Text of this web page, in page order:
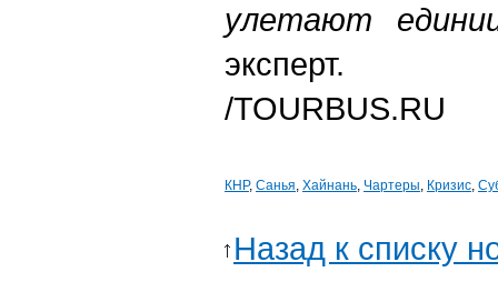
улетают
эксперт.
/TOURBUS.RU
КНР, Санья, Хайнань, Чартеры, Кризис,
Назад к списку